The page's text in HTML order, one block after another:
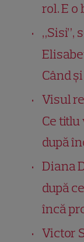
rol. E o
„Sisi”,
Când
Visul
Ce
după
Diana
după
încă
Victor